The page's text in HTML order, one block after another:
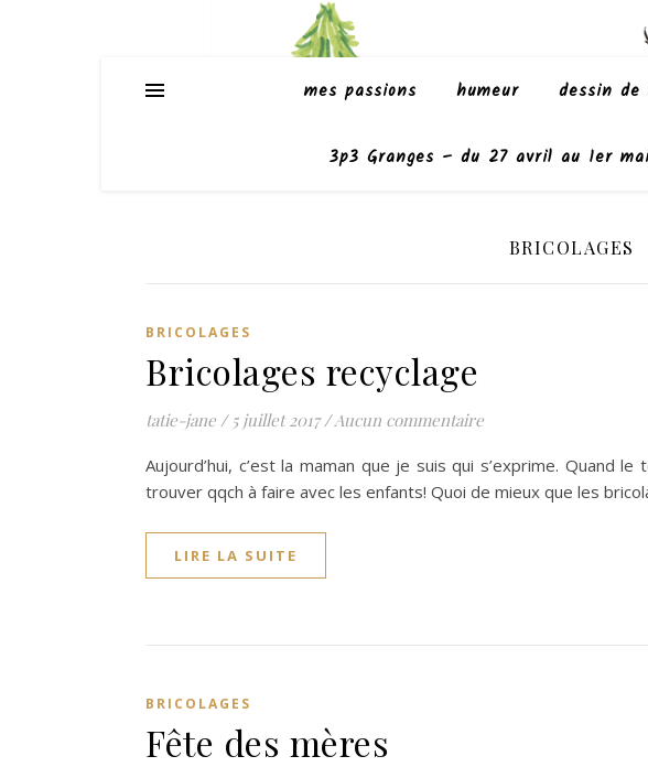
mes passions humeur dessin de
3p3 Granges – du 27 avril au 1er
BRICOLAGES
BRICOLAGES
Bricolages recyclage
tatie-jane / 5 juillet 2017 /Aucun commentaire
Aujourd’hui, c’est la maman que je suis qui s’exprime. Quand
trouver qqch à faire avec les enfants! Quoi de mieux que les
LIRE LA SUITE
BRICOLAGES
Fête des mères